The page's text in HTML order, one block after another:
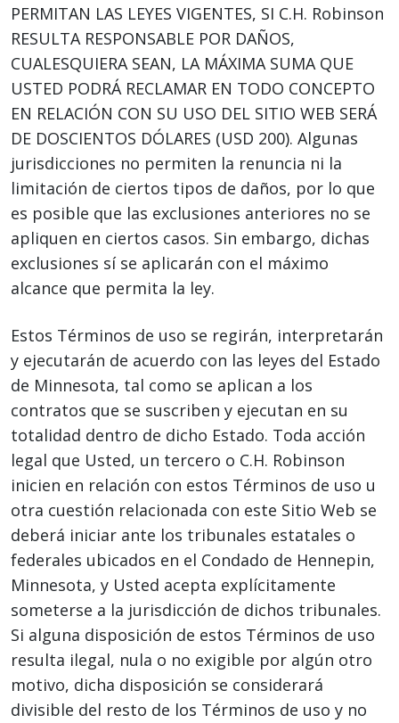
PERMITAN LAS LEYES VIGENTES, SI C.H. Robinson
RESULTA RESPONSABLE POR DAÑOS,
CUALESQUIERA SEAN, LA MÁXIMA SUMA QUE
USTED PODRÁ RECLAMAR EN TODO CONCEPTO
EN RELACIÓN CON SU USO DEL SITIO WEB SERÁ
DE DOSCIENTOS DÓLARES (USD 200). Algunas
jurisdicciones no permiten la renuncia ni la
limitación de ciertos tipos de daños, por lo que
es posible que las exclusiones anteriores no se
apliquen en ciertos casos. Sin embargo, dichas
exclusiones sí se aplicarán con el máximo
alcance que permita la ley.
Estos Términos de uso se regirán, interpretarán
y ejecutarán de acuerdo con las leyes del Estado
de Minnesota, tal como se aplican a los
contratos que se suscriben y ejecutan en su
totalidad dentro de dicho Estado. Toda acción
legal que Usted, un tercero o C.H. Robinson
inicien en relación con estos Términos de uso u
otra cuestión relacionada con este Sitio Web se
deberá iniciar ante los tribunales estatales o
federales ubicados en el Condado de Hennepin,
Minnesota, y Usted acepta explícitamente
someterse a la jurisdicción de dichos tribunales.
Si alguna disposición de estos Términos de uso
resulta ilegal, nula o no exigible por algún otro
motivo, dicha disposición se considerará
divisible del resto de los Términos de uso y no